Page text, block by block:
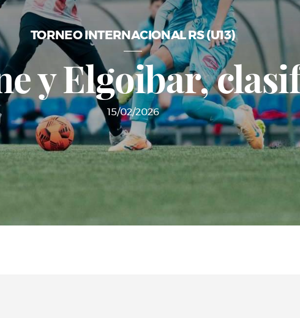
TORNEO INTERNACIONAL RS (U13)
y Elgoibar,
15/02/2026